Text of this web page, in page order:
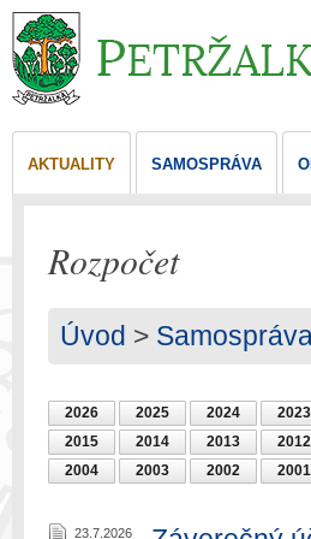
AKTUALITY SAMOSPRÁVA
Rozpočet
Úvod >
2026 2025 2024 2023
2015
2014 2013 2012
2004
2003 2002 2001
23.7.2026